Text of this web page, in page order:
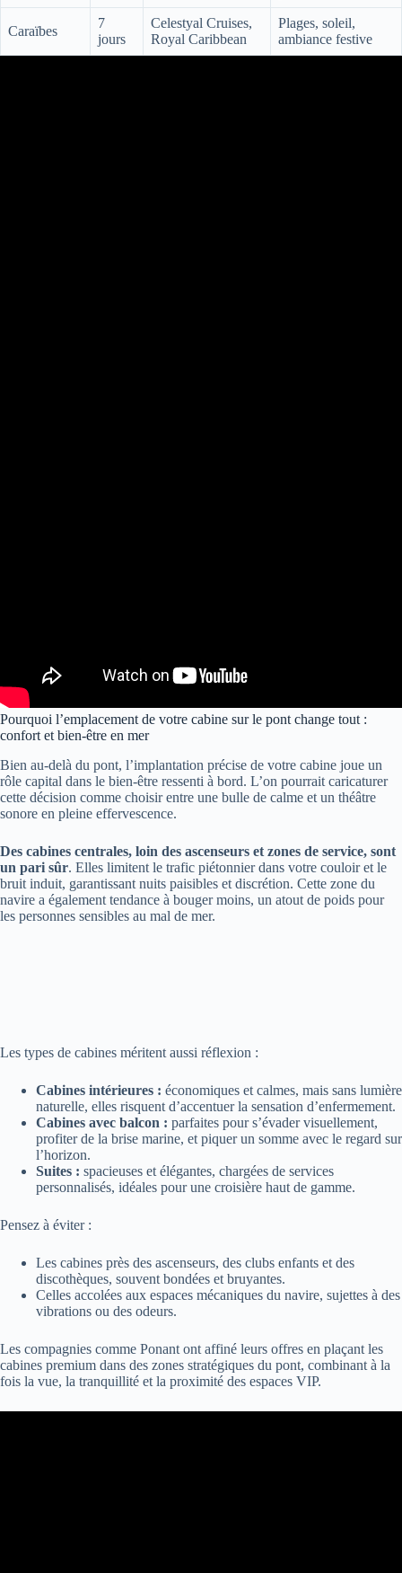
Caraïbes
7
jours
Celestyal Cruises,
Royal Caribbean
Plages, soleil,
ambiance festive
Pourquoi l’emplacement de votre cabine sur le pont change tout :
confort et bien-être en mer
Bien au-delà du pont, l’implantation précise de votre cabine joue un
rôle capital dans le bien-être ressenti à bord. L’on pourrait caricaturer
cette décision comme choisir entre une bulle de calme et un théâtre
sonore en pleine effervescence.
Des cabines centrales, loin des ascenseurs et zones de service, sont
un pari sûr. Elles limitent le trafic piétonnier dans votre couloir et le
bruit induit, garantissant nuits paisibles et discrétion. Cette zone du
navire a également tendance à bouger moins, un atout de poids pour
les personnes sensibles au mal de mer.
Les types de cabines méritent aussi réflexion :
Cabines intérieures : économiques et calmes, mais sans lumière
naturelle, elles risquent d’accentuer la sensation d’enfermement.
Cabines avec balcon : parfaites pour s’évader visuellement,
profiter de la brise marine, et piquer un somme avec le regard sur
l’horizon.
Suites : spacieuses et élégantes, chargées de services
personnalisés, idéales pour une croisière haut de gamme.
Pensez à éviter :
Les cabines près des ascenseurs, des clubs enfants et des
discothèques, souvent bondées et bruyantes.
Celles accolées aux espaces mécaniques du navire, sujettes à des
vibrations ou des odeurs.
Les compagnies comme Ponant ont affiné leurs offres en plaçant les
cabines premium dans des zones stratégiques du pont, combinant à la
fois la vue, la tranquillité et la proximité des espaces VIP.